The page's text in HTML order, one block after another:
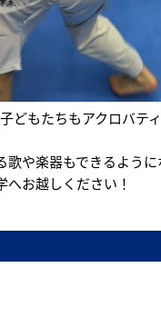
子どもたちもアクロバテ
歌や楽器もできるよう
お越しください！